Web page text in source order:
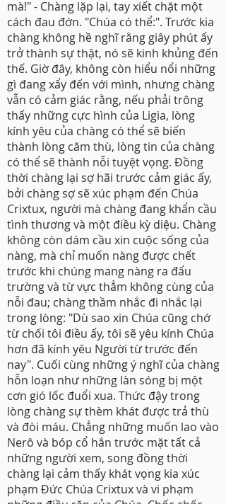
mà!" - Chàng lặp lại, tay xiết chặt một
cách đau đớn. "Chúa có thể:". Trước kia
chàng không hề nghĩ rằng giây phút ấy
trở thành sự thật, nó sẽ kinh khủng đến
thế. Giờ đây, không còn hiểu nổi những
gì đang xẩy đến với mình, nhưng chàng
vẫn có cảm giác rằng, nếu phải trông
thấy những cực hình của Ligia, lòng
kính yêu của chàng có thể sẽ biến
thành lòng căm thù, lòng tin của chàng
có thể sẽ thành nỗi tuyệt vọng. Đồng
thời chàng lại sợ hãi trước cảm giác ấy,
bởi chàng sợ sẽ xúc phạm đến Chúa
Crixtux, người mà chàng đang khẩn cầu
tình thương và một điều kỳ diệu. Chàng
không còn dám cầu xin cuộc sống của
nàng, mà chỉ muốn nàng được chết
trước khi chúng mang nàng ra đấu
trường và từ vực thẳm không cùng của
nỗi đau; chàng thầm nhắc đi nhắc lại
trong lòng: "Dù sao xin Chúa cũng chớ
từ chối tôi điều ấy, tôi sẽ yêu kính Chúa
hơn đã kính yêu Người từ trước đến
nay". Cuối cùng những ý nghĩ của chàng
hỗn loạn như những làn sóng bị một
cơn gió lốc đuổi xua. Thức đậy trong
lòng chàng sự thèm khát được trả thù
và đòi máu. Chẳng những muốn lao vào
Nerô và bóp cổ hắn trước mặt tất cả
những người xem, song đồng thời
chàng lại cảm thấy khát vọng kia xúc
phạm Đức Chúa Crixtux và vi phạm